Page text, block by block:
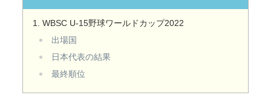
WBSC U-15野球ワールドカップ2022
出場国
日本代表の結果
最終順位